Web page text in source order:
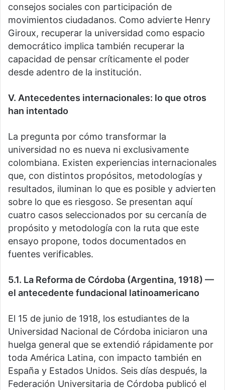
consejos sociales con participación de
movimientos ciudadanos. Como advierte Henry
Giroux, recuperar la universidad como espacio
democrático implica también recuperar la
capacidad de pensar críticamente el poder
desde adentro de la institución.
V. Antecedentes internacionales: lo que otros
han intentado
La pregunta por cómo transformar la
universidad no es nueva ni exclusivamente
colombiana. Existen experiencias internacionales
que, con distintos propósitos, metodologías y
resultados, iluminan lo que es posible y advierten
sobre lo que es riesgoso. Se presentan aquí
cuatro casos seleccionados por su cercanía de
propósito y metodología con la ruta que este
ensayo propone, todos documentados en
fuentes verificables.
5.1. La Reforma de Córdoba (Argentina, 1918) —
el antecedente fundacional latinoamericano
El 15 de junio de 1918, los estudiantes de la
Universidad Nacional de Córdoba iniciaron una
huelga general que se extendió rápidamente por
toda América Latina, con impacto también en
España y Estados Unidos. Seis días después, la
Federación Universitaria de Córdoba publicó el